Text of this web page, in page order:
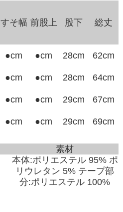
すそ幅 前股上 股下 総丈
●cm ●cm 28cm 62cm
●cm ●cm 28cm 64cm
●cm ●cm 29cm 67cm
●cm ●cm 29cm 69cm
素材
本体:ポリエステル 95% ポ
リウレタン 5% テープ部
分:ポリエステル 100%